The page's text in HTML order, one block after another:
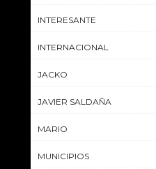
INTERESANTE
INTERNACIONAL
JACKO
JAVIER SALDAÑA
MARIO
MUNICIPIOS